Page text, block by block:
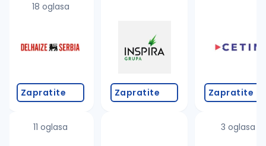
proverite pravopisne greške (koristite č, ć, š, đ,
promenite odabrane filtere pretrage
18 oglasa
Zapratite
11 oglasa
Zapratite Zapratite
3 oglasa